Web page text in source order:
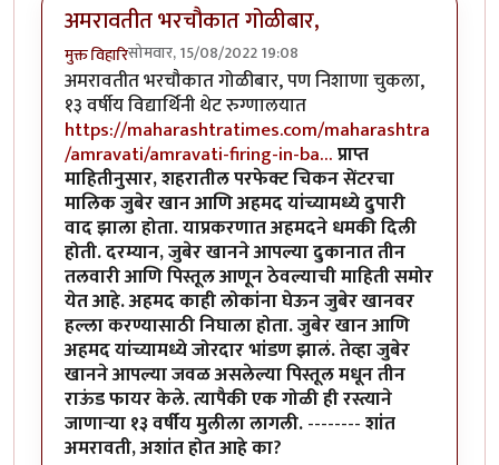
अमरावतीत भरचौकात गोळीबार,
मुक्त विहारिसोमवार, 15/08/2022 19:08
अमरावतीत भरचौकात गोळीबार, पण निशाणा चुकला,
१३ वर्षीय विद्यार्थिनी थेट रुग्णालयात
https://maharashtratimes.com/maharashtra
/amravati/amravati-firing-in-ba…प्राप्त
माहितीनुसार, शहरातील परफेक्ट चिकन सेंटरचा
मालिक जुबेर खान आणि अहमद यांच्यामध्ये दुपारी
वाद झाला होता. याप्रकरणात अहमदने धमकी दिली
होती. दरम्यान, जुबेर खानने आपल्या दुकानात तीन
तलवारी आणि पिस्तूल आणून ठेवल्याची माहिती समोर
येत आहे. अहमद काही लोकांना घेऊन जुबेर खानवर
हल्ला करण्यासाठी निघाला होता. जुबेर खान आणि
अहमद यांच्यामध्ये जोरदार भांडण झालं. तेव्हा जुबेर
खानने आपल्या जवळ असलेल्या पिस्तूल मधून तीन
राऊंड फायर केले. त्यापैकी एक गोळी ही रस्त्याने
जाणाऱ्या १३ वर्षीय मुलीला लागली.--------शांत
अमरावती, अशांत होत आहे का?